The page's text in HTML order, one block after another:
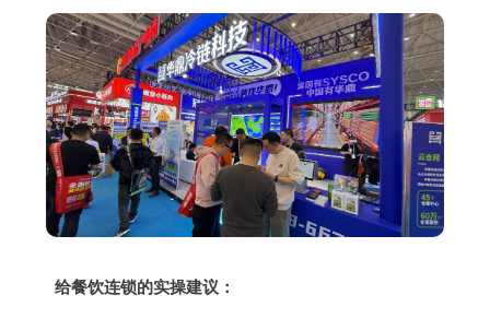
给餐饮连锁的实操建议：